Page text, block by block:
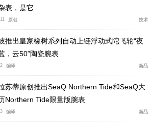
会明显提升。折叠表扣带双重安全按
妥。
表，是它
11 原创 技术
推出皇家橡树系列自动上链浮动式陀飞轮“夜
，云50”陶瓷腕表
2 编译 新品
苏蒂原创推出SeaQ Northern Tide和SeaQ大
Northern Tide限量版腕表
3 编译 新品